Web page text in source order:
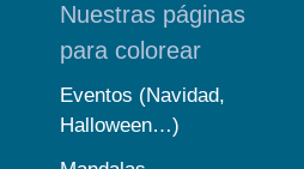
Nuestras páginas
para colorear
Eventos (Navidad,
Halloween…)